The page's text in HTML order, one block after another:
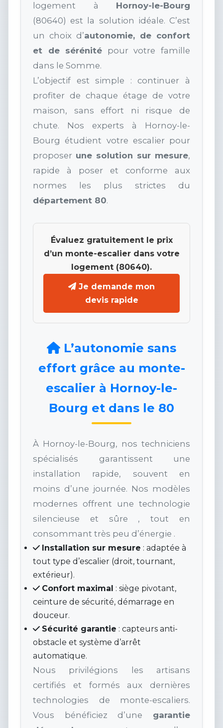
logement à Hornoy-le-Bourg
(80640) est la solution idéale. C’est
un choix d’autonomie, de confort
et de sérénité pour votre famille
dans le Somme.
L’objectif est simple : continuer à
profiter de chaque étage de votre
maison, sans effort ni risque de
chute. Nos experts à Hornoy-le-
Bourg étudient votre escalier pour
proposer une solution sur mesure,
rapide à poser et conforme aux
normes les plus strictes du
département 80.
Évaluez gratuitement le prix
d’un monte-escalier dans votre
logement (80640).
Je demande mon
devis rapide
L’autonomie sans
effort grâce au monte-
escalier à Hornoy-le-
Bourg et dans le 80
À Hornoy-le-Bourg, nos techniciens
spécialisés garantissent une
installation rapide, souvent en
moins d’une journée. Nos modèles
modernes offrent une technologie
silencieuse et sûre , tout en
consommant très peu d’énergie .
Installation sur mesure : adaptée à
tout type d’escalier (droit, tournant,
extérieur).
Confort maximal : siège pivotant,
ceinture de sécurité, démarrage en
douceur.
Sécurité garantie : capteurs anti-
obstacle et système d’arrêt
automatique.
Nous privilégions les artisans
certifiés et formés aux dernières
technologies de monte-escaliers.
Vous bénéficiez d’une garantie